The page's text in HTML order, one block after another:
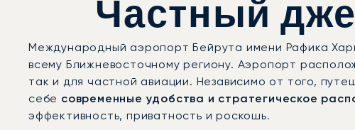
Частный
Международный аэропорт Бейрута имени Рафика
всему Ближневосточному региону. Аэропорт
так и для частной авиации. Независимо от того,
себе современные удобства и стратегическое
эффективность, приватность и роскошь.